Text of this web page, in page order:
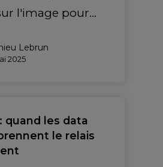
l'image pour…
Lebrun
2025
quand les data
le relais